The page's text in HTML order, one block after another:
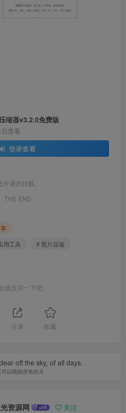
缩器v3.2.0免费版
查看
登录查看
请勿转载。
THE END
用工具
# 图片压缩
就支持一下吧
分享 收藏
off the sky, of all days.
可以晴朗所有的天
资源网 关注